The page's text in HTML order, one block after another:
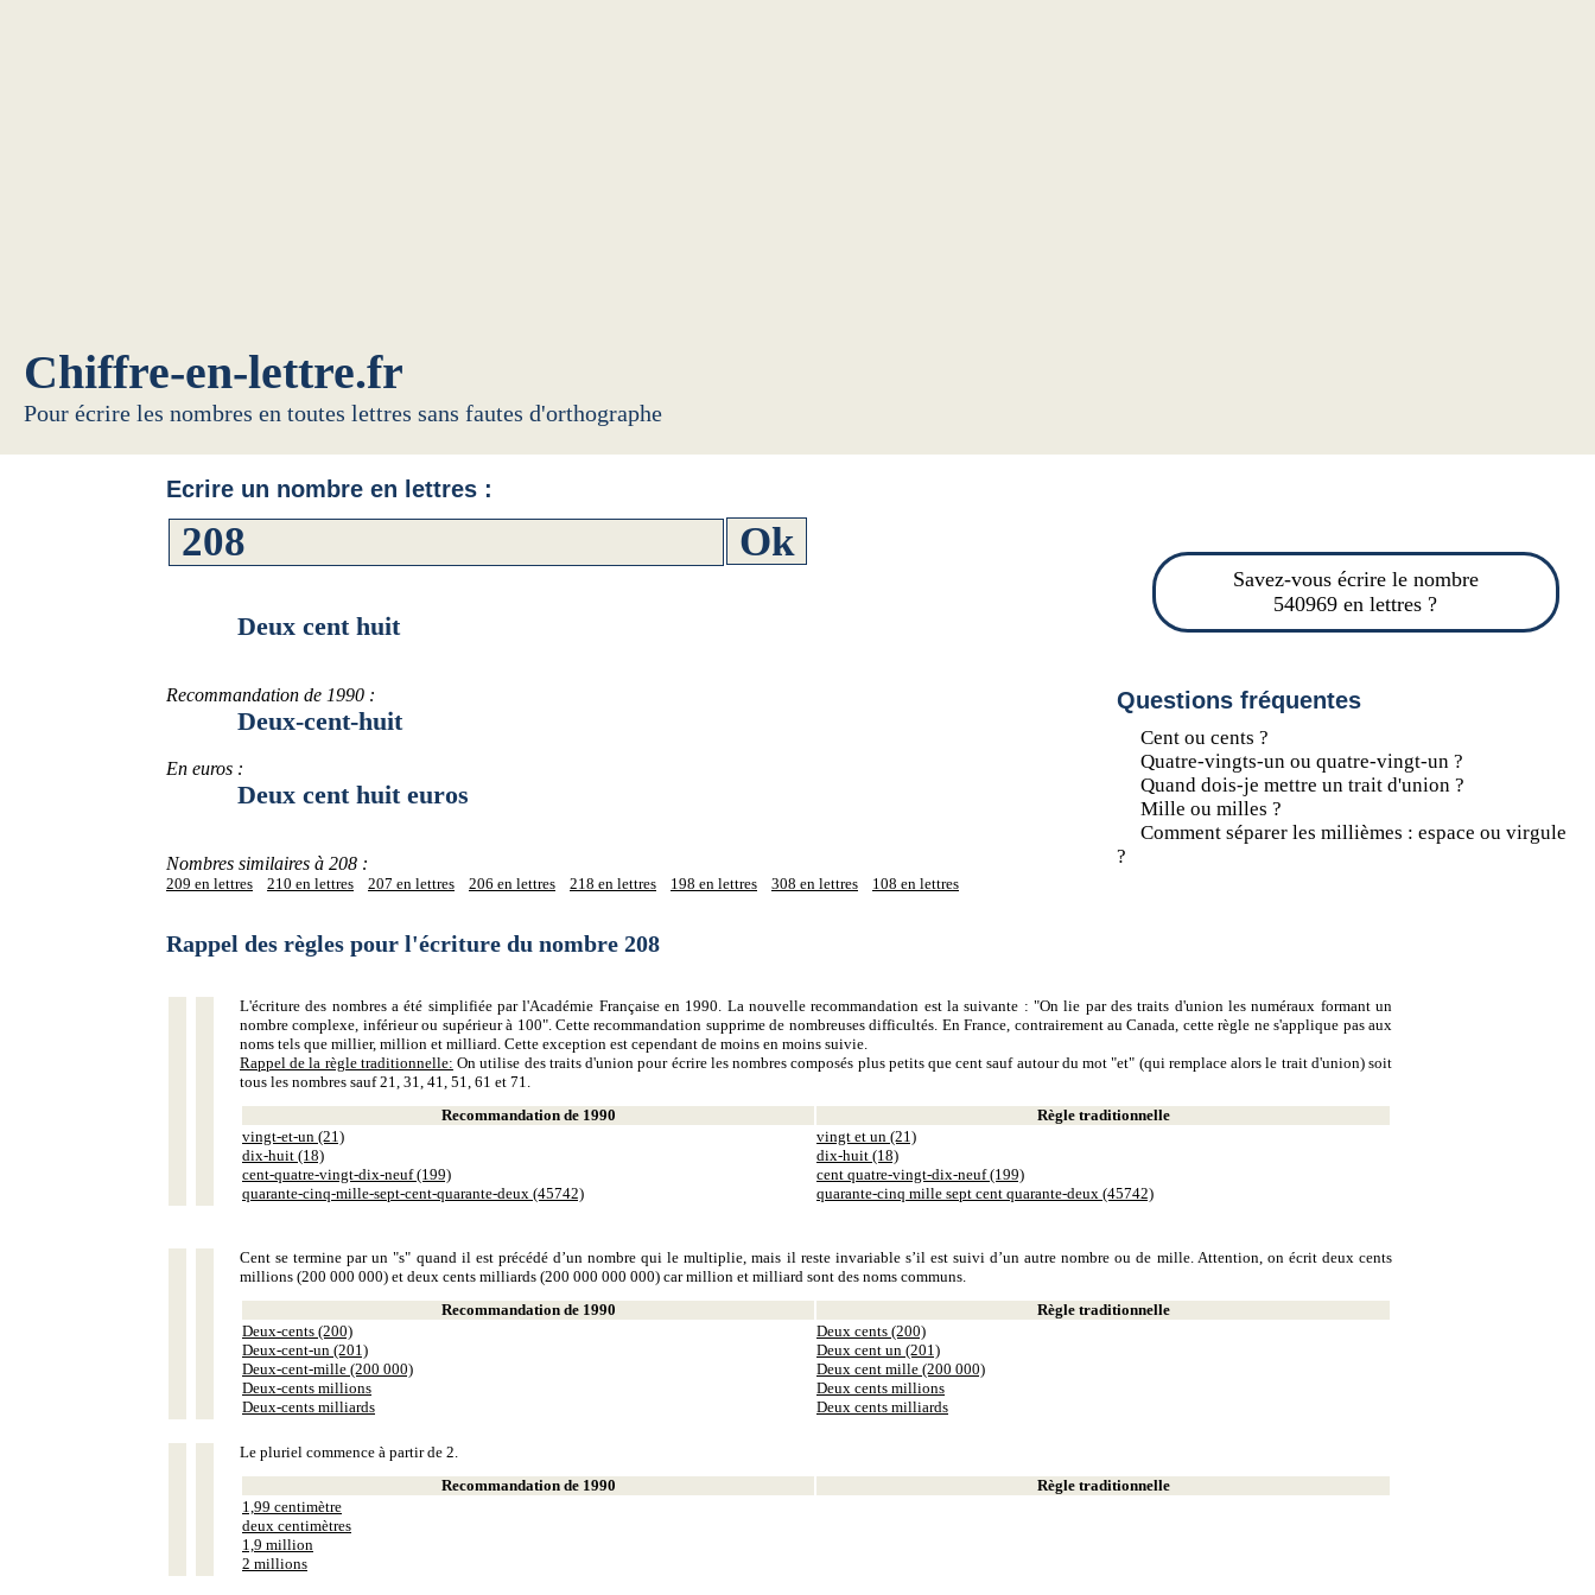
Chiffre-en-lettre.fr
Pour écrire les nombres en toutes lettres sans fautes d'orthographe
Savez-vous écrire le nombre
540969 en lettres ?
Questions fréquentes
Cent ou cents ?
Quatre-vingts-un ou quatre-vingt-un ?
Quand dois-je mettre un trait d'union ?
Mille ou milles ?
Comment séparer les millièmes : espace ou virgule
?
Ecrire un nombre en lettres :
Deux cent huit
Recommandation de 1990 :
Deux-cent-huit
En euros :
Deux cent huit euros
Nombres similaires à 208 :
209 en lettres 210 en lettres 207 en lettres 206 en lettres 218 en lettres 198 en lettres 308 en lettres 108 en lettres
Rappel des règles pour l'écriture du nombre 208
L'écriture des nombres a été simplifiée par l'Académie Française en 1990. La nouvelle recommandation est la suivante : "On lie par des traits d'union les numéraux formant un
nombre complexe, inférieur ou supérieur à 100". Cette recommandation supprime de nombreuses difficultés. En France, contrairement au Canada, cette règle ne s'applique pas aux
noms tels que millier, million et milliard. Cette exception est cependant de moins en moins suivie.
Rappel de la règle traditionnelle: On utilise des traits d'union pour écrire les nombres composés plus petits que cent sauf autour du mot "et" (qui remplace alors le trait d'union) soit
tous les nombres sauf 21, 31, 41, 51, 61 et 71.
Recommandation de 1990
Règle traditionnelle
vingt-et-un (21)
dix-huit (18)
cent-quatre-vingt-dix-neuf (199)
quarante-cinq-mille-sept-cent-quarante-deux (45742)
vingt et un (21)
dix-huit (18)
cent quatre-vingt-dix-neuf (199)
quarante-cinq mille sept cent quarante-deux (45742)
Cent se termine par un "s" quand il est précédé d’un nombre qui le multiplie, mais il reste invariable s’il est suivi d’un autre nombre ou de mille. Attention, on écrit deux cents
millions (200 000 000) et deux cents milliards (200 000 000 000) car million et milliard sont des noms communs.
Recommandation de 1990
Règle traditionnelle
Deux-cents (200)
Deux-cent-un (201)
Deux-cent-mille (200 000)
Deux-cents millions
Deux-cents milliards
Deux cents (200)
Deux cent un (201)
Deux cent mille (200 000)
Deux cents millions
Deux cents milliards
Le pluriel commence à partir de 2.
Recommandation de 1990
Règle traditionnelle
1,99 centimètre
deux centimètres
1,9 million
2 millions